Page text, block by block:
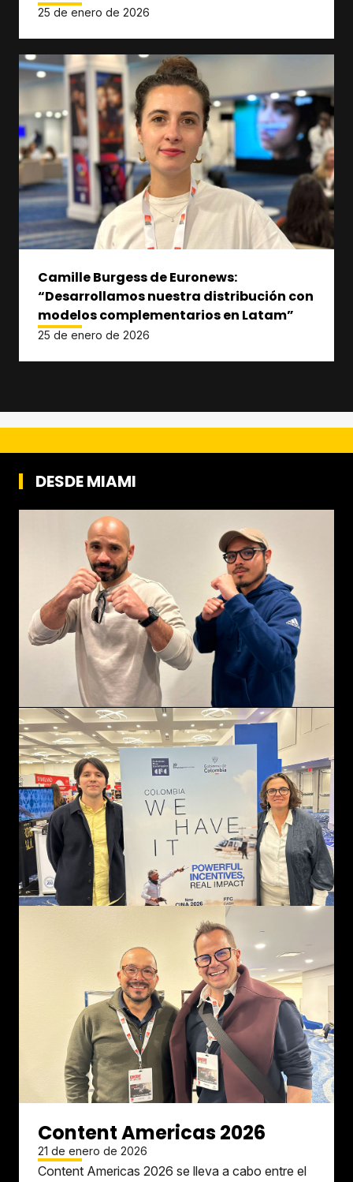
25 de enero de 2026
Camille Burgess de Euronews:
“Desarrollamos nuestra distribución con
modelos complementarios en Latam”
25 de enero de 2026
DESDE MIAMI
Content Americas 2026
21 de enero de 2026
Content Americas 2026 se lleva a cabo entre el